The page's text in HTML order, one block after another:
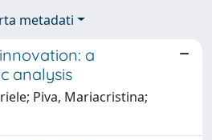
metadati
a
analysis
Piva, Mariacristina;